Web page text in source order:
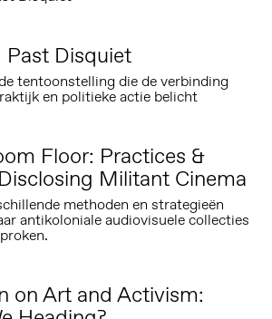
Past Disquiet
tentoonstelling die de verbinding
en politieke actie belicht
Floor: Practices &
Militant Cinema
methoden en strategieën
antikoloniale audiovisuele collecties
on Art and Activism: